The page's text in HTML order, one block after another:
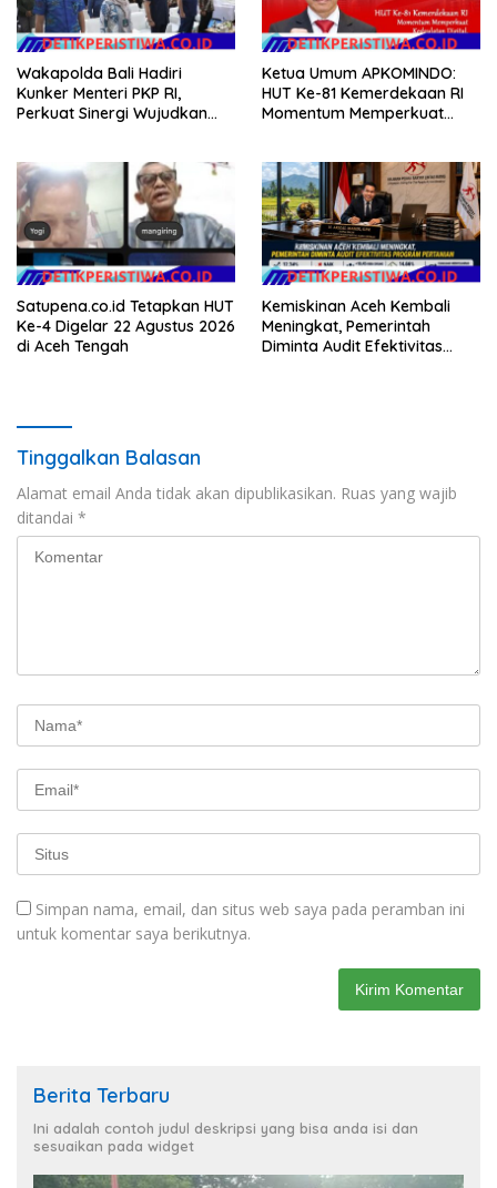
Wakapolda Bali Hadiri
Kunker Menteri PKP RI,
Perkuat Sinergi Wujudkan
Ketua Umum APKOMINDO:
HUT Ke-81 Kemerdekaan RI
Momentum Memperkuat
Hukum Menuju Indonesia
Emas 2045
Satupena.co.id Tetapkan HUT
Ke-4 Digelar 22 Agustus 2026
di Aceh Tengah
Kemiskinan Aceh Kembali
Meningkat, Pemerintah
Diminta Audit Efektivitas
Tinggalkan Balasan
Alamat email Anda tidak akan dipublikasikan. Ruas yang wajib
ditandai *
Simpan nama, email, dan situs web saya pada peramban ini
untuk komentar saya berikutnya.
Berita Terbaru
Ini adalah contoh judul deskripsi yang bisa anda isi dan
sesuaikan pada widget